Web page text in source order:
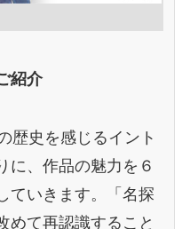
紹介
歴史を感じるイント
に、作品の魅力を６
ていきます。「名探
めて再認識すること